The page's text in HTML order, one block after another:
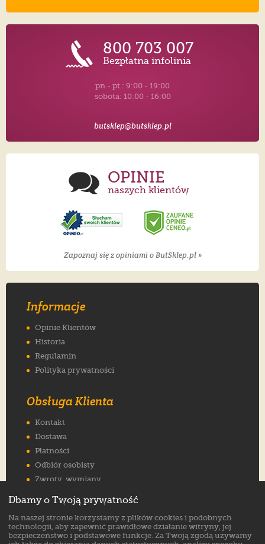
800 703 007
Bezpłatna infolinia
pn.- pt.: 9:00 - 19:00
sobota: 10:00 - 16:00
butsklep@butsklep.pl
OPINIE
naszych klientów
Zapoznaj się z opiniami o ButSklep.pl »
Informacje
Opinie Klientów
Historia
Regulamin
Polityka prywatności
Obsługa Klienta
Kontakt
Dostawa
Płatności
Odbiór osobisty
Zwroty, wymiany
Jak wybrać rozmiar
FAQ
Dbamy o Twoją prywatność
Na naszej stronie korzystamy z plików cookies i podobnych
technologii, aby zapewnić prawidłowe działanie witryny, jej
bezpieczeństwo i podstawowe funkcje. Za Twoją zgodą używamy